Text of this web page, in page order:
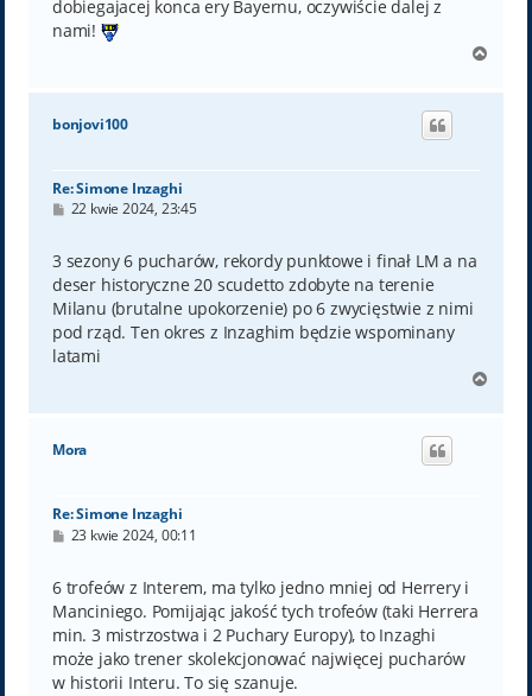
dobiegajacej konca ery Bayernu, oczywiście dalej z
nami!
g
bonjovi100
Re: Simone Inzaghi
P
t
22 kwie 2024, 23:45
3 sezony 6 pucharów, rekordy punktowe i finał LM a na
deser historyczne 20 scudetto zdobyte na terenie
Milanu (brutalne upokorzenie) po 6 zwycięstwie z nimi
pod rząd. Ten okres z Inzaghim będzie wspominany
latami
g
Mora
Re: Simone Inzaghi
P
t
23 kwie 2024, 00:11
6 trofeów z Interem, ma tylko jedno mniej od Herrery i
Manciniego. Pomijając jakość tych trofeów (taki Herrera
min. 3 mistrzostwa i 2 Puchary Europy), to Inzaghi
może jako trener skolekcjonować najwięcej pucharów
w historii Interu. To się szanuje.